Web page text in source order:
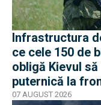
Infrastructura
ce cele 150 de
obligă Kievul
puternică la
07 AUGUST 2026